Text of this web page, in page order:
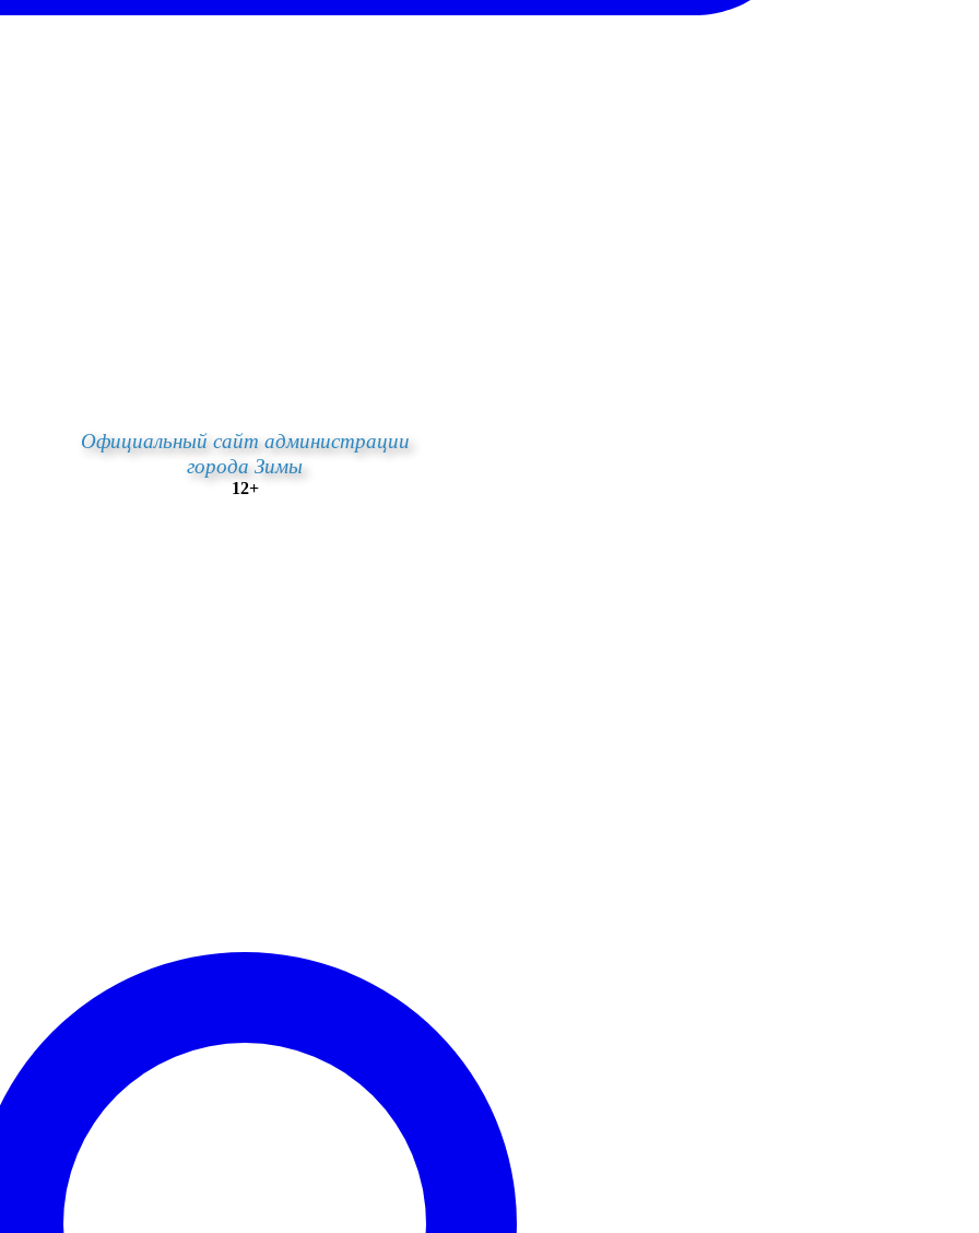
Официальный сайт администрации
города Зимы
12+